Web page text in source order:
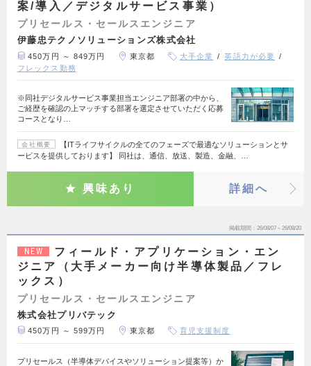
案/導入／デジタルサービス事業）
プリセールス・セールスエンジニア
伊藤忠テクノソリューションズ株式会社
450万円 ～ 849万円 東京都 大手企業
英語力が必要
フレックス勤務
※同社デジタルサービス事業担当エンジニア部署の中から、
ご経歴を確認の上マッチする部署を選定させていただく応募
コースとなり…
会社概要
【ITライフサイクルの全てのフェーズで最適なソリューションとサ
ービスを提供しております】 同社は、通信、放送、製造、金融、…
興味あり 詳細へ
掲載期間 26/08/07～26/08/20
NEW
フィールド・アプリケーション・エン
ジニア（大手メーカー向け半導体製品／フレ
ックス）
プリセールス・セールスエンジニア
株式会社プリバテック
450万円 ～ 599万円 東京都 育児支援制度
プリセールス（半導体デバイスやソリューション提案等）か